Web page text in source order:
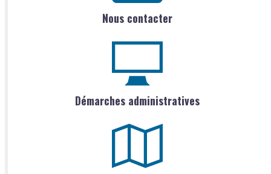
Nous contacter
Démarches administratives